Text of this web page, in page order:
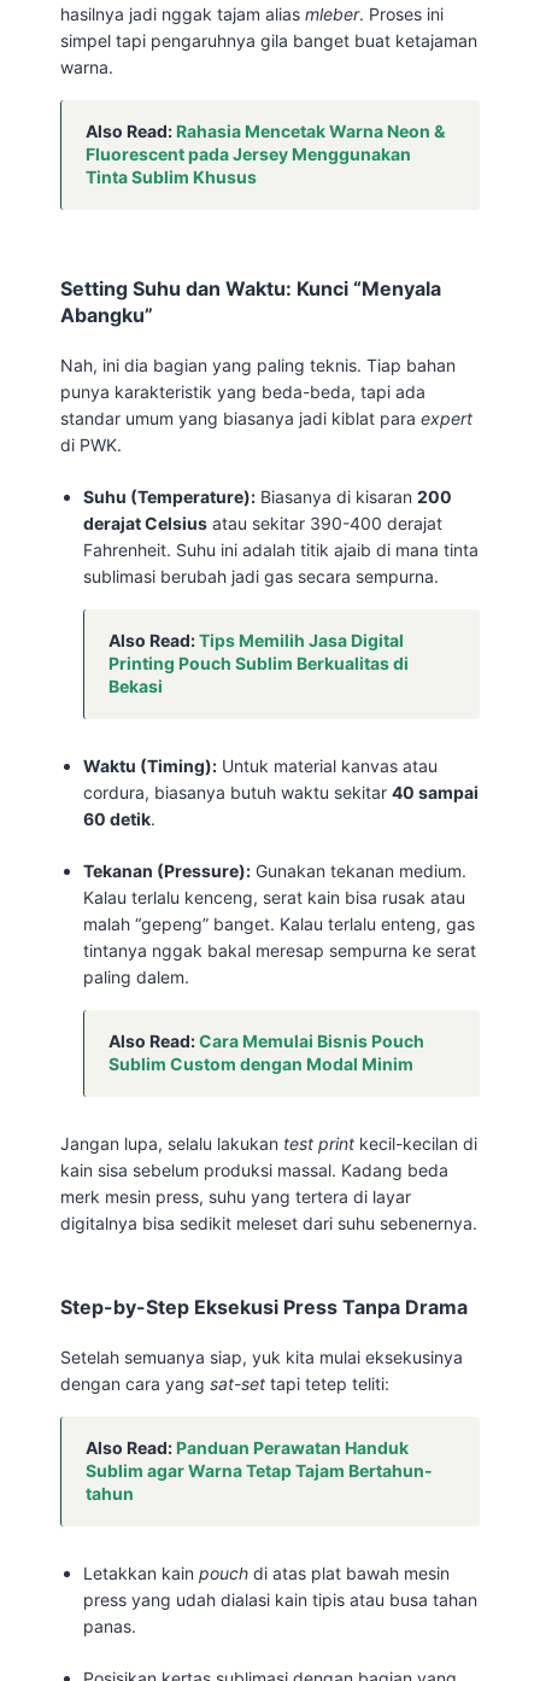
hasilnya jadi nggak tajam alias mleber. Proses ini
simpel tapi pengaruhnya gila banget buat ketajaman
warna.
Also Read:Rahasia Mencetak Warna Neon &
Fluorescent pada Jersey Menggunakan
Tinta Sublim Khusus
Setting Suhu dan Waktu: Kunci “Menyala
Abangku”
Nah, ini dia bagian yang paling teknis. Tiap bahan
punya karakteristik yang beda-beda, tapi ada
standar umum yang biasanya jadi kiblat para expert
di PWK.
Suhu (Temperature): Biasanya di kisaran200
derajat Celsius atau sekitar 390-400 derajat
Fahrenheit. Suhu ini adalah titik ajaib di mana tinta
sublimasi berubah jadi gas secara sempurna.
Also Read:Tips Memilih Jasa Digital
Printing Pouch Sublim Berkualitas di
Bekasi
Waktu (Timing): Untuk material kanvas atau
cordura, biasanya butuh waktu sekitar40 sampai
60 detik.
Tekanan (Pressure): Gunakan tekanan medium.
Kalau terlalu kenceng, serat kain bisa rusak atau
malah “gepeng” banget. Kalau terlalu enteng, gas
tintanya nggak bakal meresap sempurna ke serat
paling dalem.
Also Read:Cara Memulai Bisnis Pouch
Sublim Custom dengan Modal Minim
Jangan lupa, selalu lakukan test print kecil-kecilan di
kain sisa sebelum produksi massal. Kadang beda
merk mesin press, suhu yang tertera di layar
digitalnya bisa sedikit meleset dari suhu sebenernya.
Step-by-Step Eksekusi Press Tanpa Drama
Setelah semuanya siap, yuk kita mulai eksekusinya
dengan cara yang sat-set tapi tetep teliti:
Also Read:Panduan Perawatan Handuk
Sublim agar Warna Tetap Tajam Bertahun-
tahun
Letakkan kainpouch di atas plat bawah mesin
press yang udah dialasi kain tipis atau busa tahan
panas.